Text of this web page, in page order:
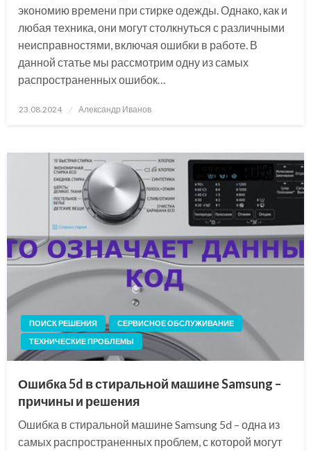
экономию времени при стирке одежды. Однако, как и
любая техника, они могут столкнуться с различными
неисправностями, включая ошибки в работе. В
данной статье мы рассмотрим одну из самых
распространенных ошибок…
Posted
23.08.2024 Александр Иванов
ПОИСК РЕШЕНИЯ
СЕРВИСНОЕ ОБСЛУЖИВАНИЕ
ТЕХНИЧЕСКИЕ ПРОБЛЕМЫ
Ошибка 5d в стиральной машине Samsung –
причины и решения
Ошибка в стиральной машине Samsung 5d – одна из
самых распространенных проблем, с которой могут